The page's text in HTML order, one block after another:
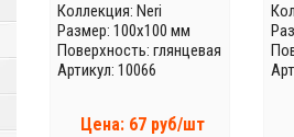
Коллекция: Neri
Размер: 100x100 мм
Поверхность: глянцевая
Артикул: 10066
Цена: 67 руб/шт